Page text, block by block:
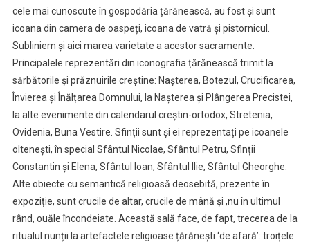
cele mai cunoscute în gospodăria țărănească, au fost și sunt
icoana din camera de oaspeți, icoana de vatră și pistornicul.
Subliniem și aici marea varietate a acestor sacramente.
Principalele reprezentări din iconografia țărănească trimit la
sărbătorile și prăznuirile creștine: Nașterea, Botezul, Crucificarea,
Învierea și Înălțarea Domnului, la Nașterea și Plângerea Precistei,
la alte evenimente din calendarul creștin-ortodox, Stretenia,
Ovidenia, Buna Vestire. Sfinții sunt și ei reprezentați pe icoanele
oltenești, în special Sfântul Nicolae, Sfântul Petru, Sfinții
Constantin și Elena, Sfântul Ioan, Sfântul Ilie, Sfântul Gheorghe.
Alte obiecte cu semantică religioasă deosebită, prezente în
expoziție, sunt crucile de altar, crucile de mână și ,nu în ultimul
rând, ouăle încondeiate. Această sală face, de fapt, trecerea de la
ritualul nunții la artefactele religioase țărănești ‘de afară’: troițele